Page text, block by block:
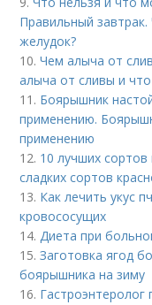
Правильный
желудок?
10.Чем алыча от
алыча от сливы и
11. Боярышник
применению.
применению
12. 10 лучших
сладких сортов
13. Как лечить укус
кровососущих
14.Диета при
15.Заготовка ягод
боярышника на зиму
16. Гастроэнтеролог